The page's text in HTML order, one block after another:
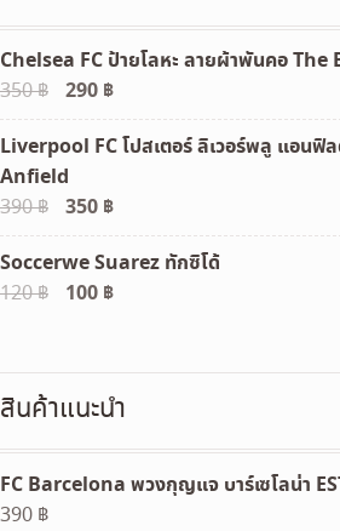
Chelsea FC ป้ายโลหะ ลายผ้าพันคอ The
350฿
Original
price
was:
350 ฿.
290 ฿Current
price
is:
Liverpool FC โปสเตอร์ ลิเวอร์พลู แอนฟิ
Anfield
390฿
Original
price
was:
390 ฿.
350 ฿Current
price
is:
350 ฿.
Soccerwe Suarez ทักซิโด้
120฿
Original
100 ฿Current
สินค้าแนะนำ
FC Barcelona พวงกุญแจ บาร์เซโลน่า
390 ฿